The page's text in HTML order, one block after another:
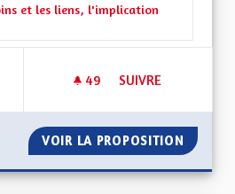
la catégorie : Les solidarités, les soins
et les liens, l'implication
49 49 ABONNÉS
SUIVRE
VOIR LA PROPOSITION